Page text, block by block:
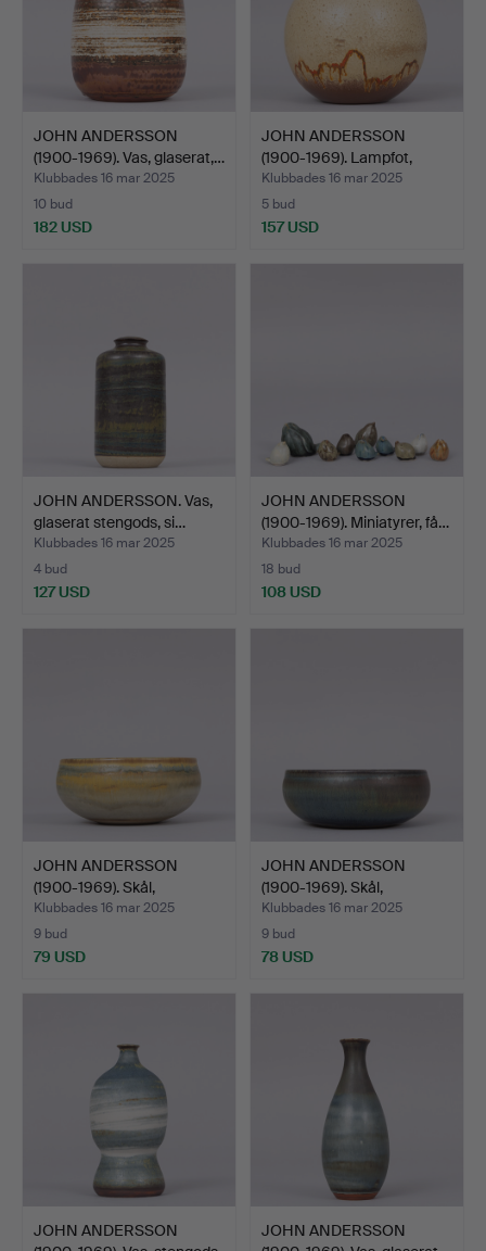
JOHN ANDERSSON
(1900-1969). Vas, glaserat,…
Klubbades 16 mar 2025
10 bud
182 USD
JOHN ANDERSSON
(1900-1969). Lampfot,
beige…
Klubbades 16 mar 2025
5 bud
157 USD
JOHN ANDERSSON. Vas,
glaserat stengods, si…
Klubbades 16 mar 2025
4 bud
127 USD
JOHN ANDERSSON
(1900-1969). Miniatyrer, få…
Klubbades 16 mar 2025
18 bud
108 USD
JOHN ANDERSSON
(1900-1969). Skål,
stengods…
Klubbades 16 mar 2025
9 bud
79 USD
JOHN ANDERSSON
(1900-1969). Skål,
stengods…
Klubbades 16 mar 2025
9 bud
78 USD
JOHN ANDERSSON
JOHN ANDERSSON